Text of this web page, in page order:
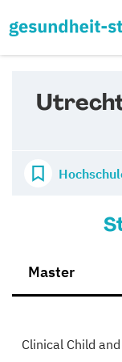
Master
Clinical Child